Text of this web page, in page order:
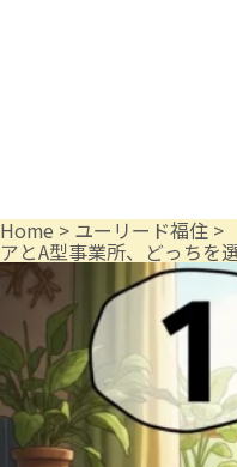
Home > ユーリード福住 >
アとA型事業所、どっちを